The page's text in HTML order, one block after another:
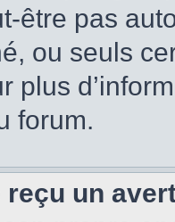
être pas
ou seuls
plus
forum.
reçu un